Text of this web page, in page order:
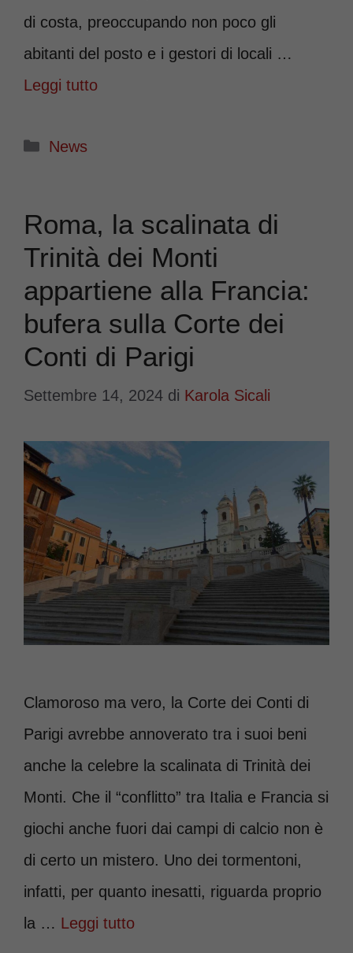
di costa, preoccupando non poco gli
abitanti del posto e i gestori di locali …
Leggi tutto
Categorie
News
Roma, la scalinata di
Trinità dei Monti
appartiene alla Francia:
bufera sulla Corte dei
Conti di Parigi
Settembre 14, 2024 di Karola Sicali
Clamoroso ma vero, la Corte dei Conti di
Parigi avrebbe annoverato tra i suoi beni
anche la celebre la scalinata di Trinità dei
Monti. Che il “conflitto” tra Italia e Francia si
giochi anche fuori dai campi di calcio non è
di certo un mistero. Uno dei tormentoni,
infatti, per quanto inesatti, riguarda proprio
la … Leggi tutto